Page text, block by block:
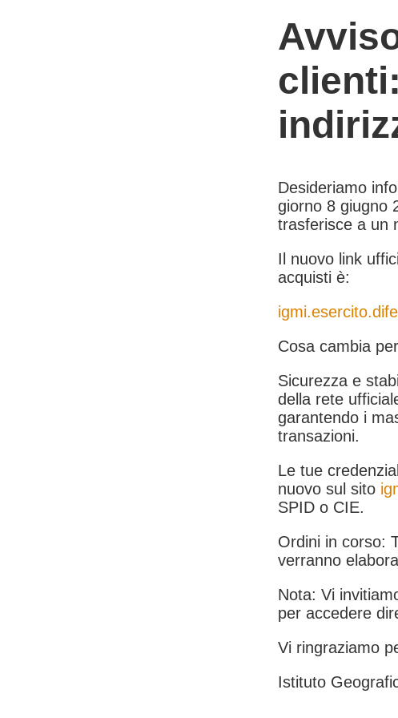
Desideriamo
giorno 8 giugno
trasferisce a un
Il nuovo link
acquisti è:
Cosa cambia
Sicurezza e
della rete
garantendo i
transazioni.
Le tue
nuovo sul sito
SPID o CIE.
Ordini in corso:
verranno
Nota: Vi
per accedere
Vi ringraziamo
Istituto